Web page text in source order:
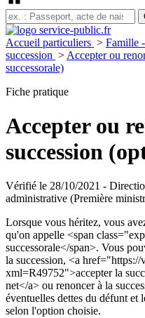
Accueil particuliers > Famille
succession > Accepter ou
successorale)
Fiche pratique
Accepter ou
succession
Vérifié le 28/10/2021 -
administrative (Première
Lorsque vous héritez, vous
qu'on appelle <span
successorale</span>. Vous
la succession, <a
xml=R49752">accepter la
net</a> ou renoncer à la
éventuelles dettes du défunt et
selon l'option choisie.